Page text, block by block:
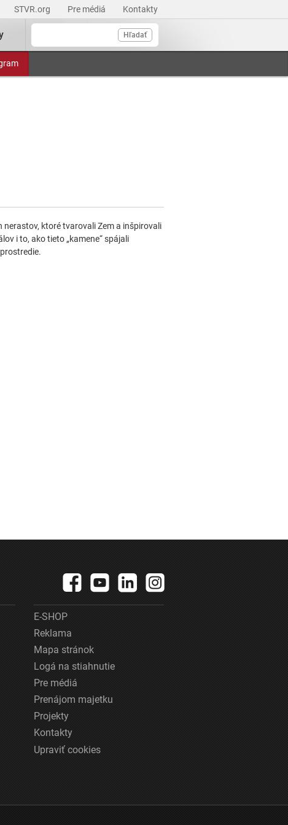
STVR.org Pre médiá Kontakty
Hľadať
ktoré tvarovali Zem a inšpirovali
i to, ako tieto „kamene“ spájali
E-SHOP
Reklama
Mapa stránok
Logá na stiahnutie
Pre médiá
Prenájom majetku
Projekty
Kontakty
Upraviť cookies